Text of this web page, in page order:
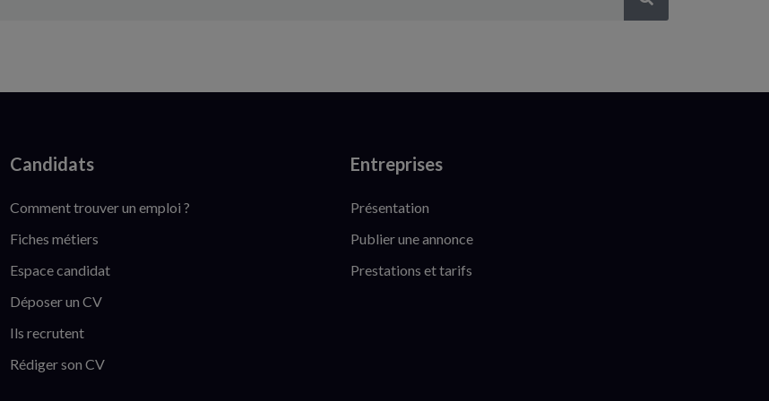
Candidats
Comment trouver un emploi ?
Fiches métiers
Espace candidat
Déposer un CV
Ils recrutent
Rédiger son CV
Entreprises
Présentation
Publier une annonce
Prestations et tarifs